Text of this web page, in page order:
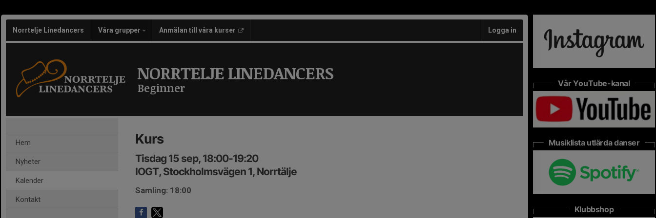
Norrtelje Linedancers Våra grupper Anmälan till våra kurser Logga in
NORRTELJE LINEDANCERS
Beginner
Hem
Nyheter
Kalender
Kontakt
Kurs
Tisdag 15 sep, 18:00-19:20
IOGT, Stockholmsvägen 1, Norrtälje
Samling: 18:00
Vår YouTube-kanal
Musiklista utlärda danser
Klubbshop